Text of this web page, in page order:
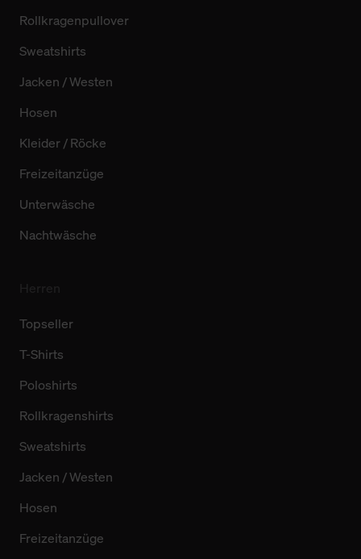
Rollkragenpullover
Sweatshirts
Jacken / Westen
Hosen
Kleider / Röcke
Freizeitanzüge
Unterwäsche
Nachtwäsche
Topseller
T-Shirts
Poloshirts
Rollkragenshirts
Sweatshirts
Jacken / Westen
Hosen
Freizeitanzüge